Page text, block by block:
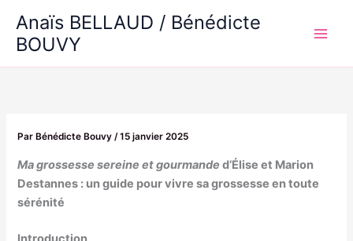
contenu
Anaïs BELLAUD / Bénédicte
BOUVY
Par Bénédicte Bouvy/15 janvier 2025
Ma grossesse sereine et gourmande d’Élise et Marion
Destannes : un guide pour vivre sa grossesse en toute
sérénité